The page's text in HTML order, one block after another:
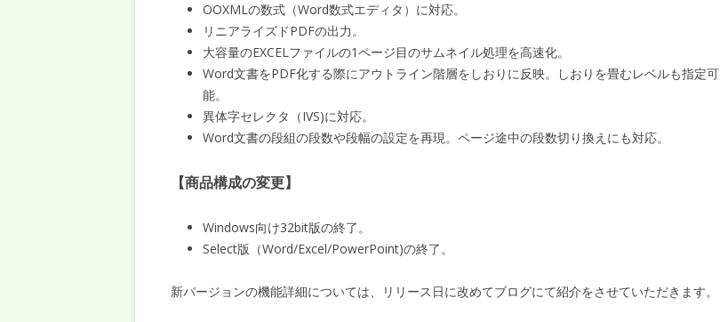
OOXMLの数式（Word数式エディタ）に対応。
リニアライズドPDFの出力。
大容量のEXCELファイルの1ページ目のサムネイル処理を高速化。
Word文書をPDF化する際にアウトライン階層をしおりに反映。しおりを畳むレベルも指定可
能。
異体字セレクタ（IVS)に対応。
Word文書の段組の段数や段幅の設定を再現。ページ途中の段数切り換えにも対応。
【商品構成の変更】
Windows向け32bit版の終了。
Select版（Word/Excel/PowerPoint)の終了。
新バージョンの機能詳細については、リリース日に改めてブログにて紹介をさせていただきます。